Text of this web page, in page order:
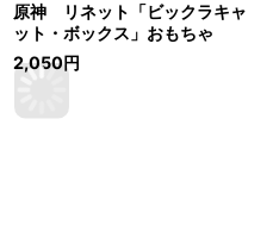
原神 リネット「ビックラキャ
ット・ボックス」おもちゃ
2,050円